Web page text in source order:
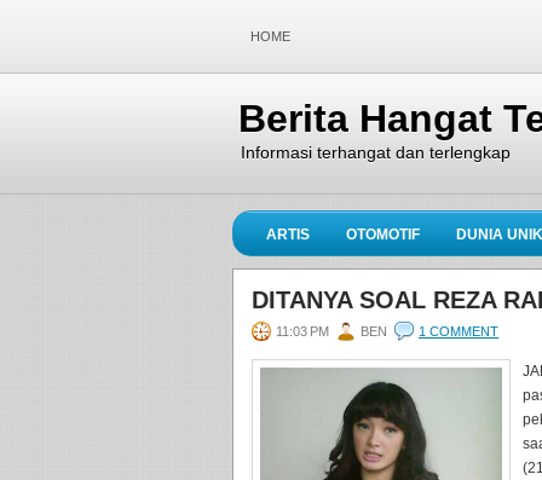
HOME
Berita Hangat
Informasi terhangat dan terlengkap
ARTIS OTOMOTIF DUNIA UNIK
DITANYA SOAL REZA
11:03 PM BEN 1 COMMENT